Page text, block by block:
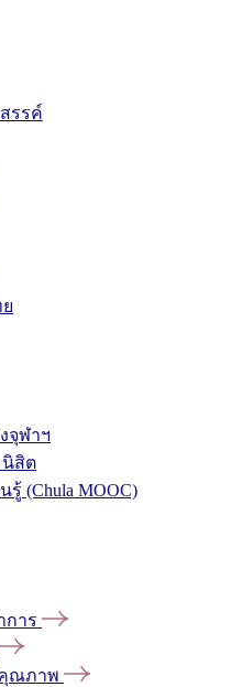
รรค์
จุฬาฯ
นิสิต
(Chula MOOC)
การ
คุณภาพ